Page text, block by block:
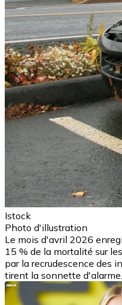
Istock
Photo d'illustration
Le mois d'avril 2026
15 % de la mortalité sur
par la recrudescence des
tirent la sonnette d'alarme.